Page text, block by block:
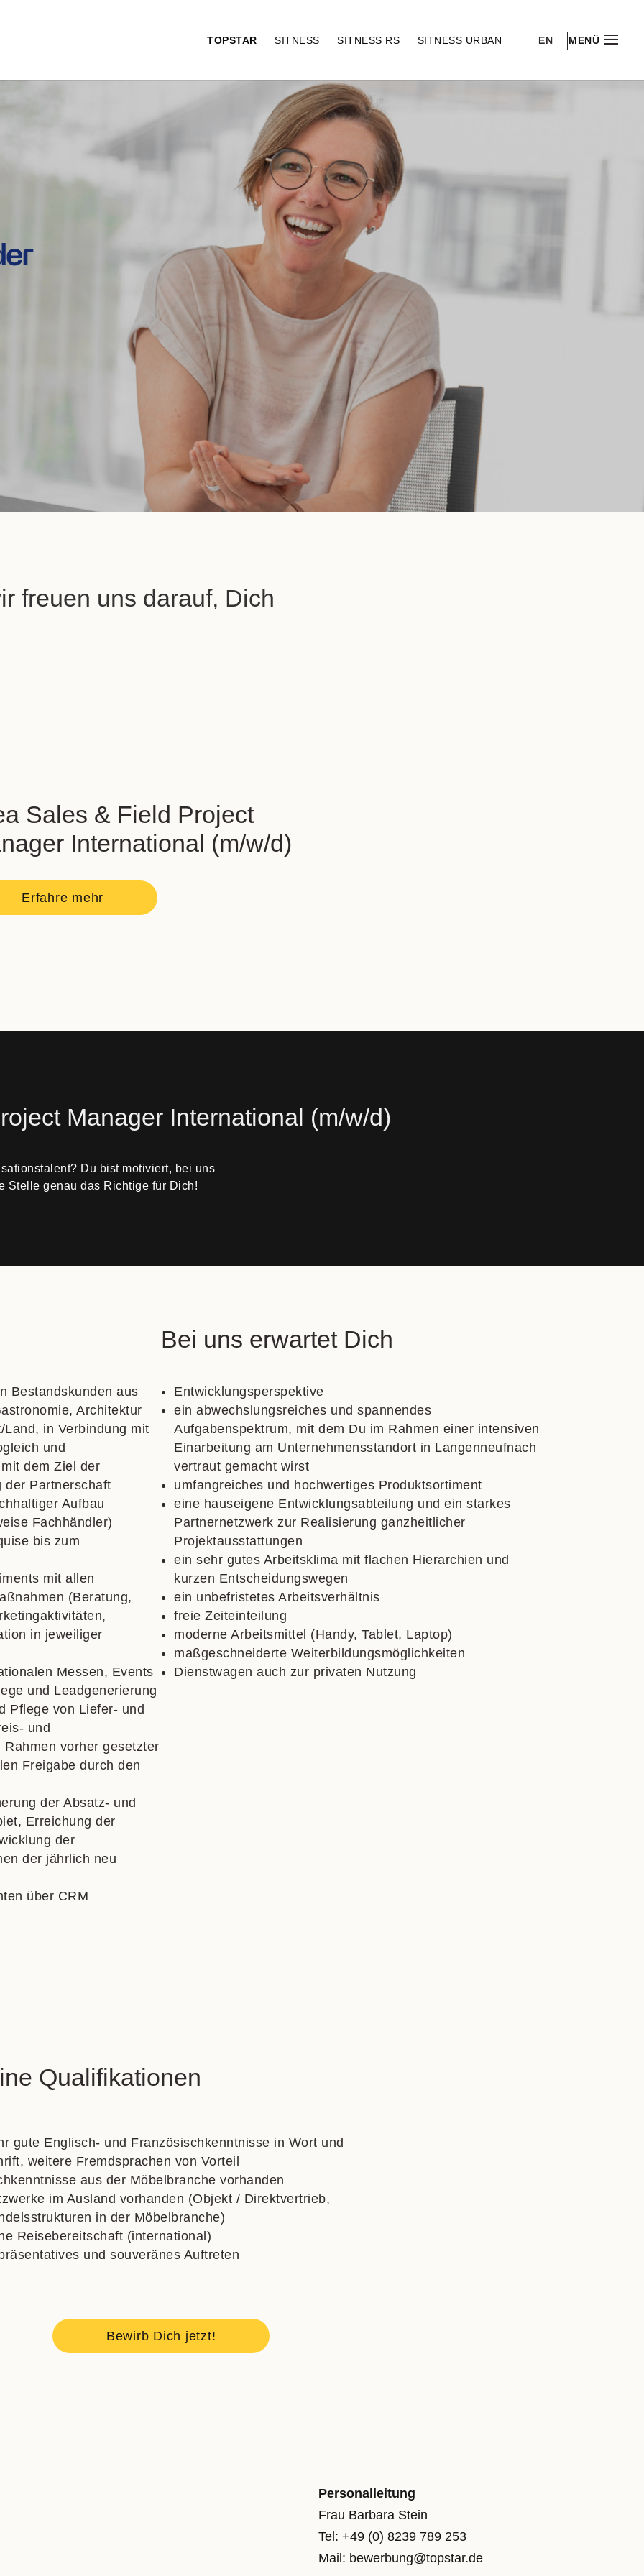
TOPSTAR SITNESS SITNESS RS SITNESS URBAN EN MENÜ
freuen uns darauf, Dich
Sales & Field Project
International (m/w/d)
Erfahre mehr
Manager International (m/w/d)
Du bist motiviert, bei uns
Stelle genau das Richtige für Dich!
Bestandskunden aus
Architektur
in Verbindung mit
und
dem Ziel der
der Partnerschaft
Aufbau
Fachhändler)
bis zum
mit allen
(Beratung,
in jeweiliger
Messen, Events
und Leadgenerierung
Pflege von Liefer- und
und
Rahmen vorhergesetzter
Freigabe durch den
der Absatz- und
Erreichung der
der
der jährlich neu
über CRM
Bei uns erwartet Dich
Entwicklungsperspektive
ein abwechslungsreiches und spannendes
Aufgabenspektrum, mit dem Du im Rahmen einer intensiven
Einarbeitung am Unternehmensstandort in Langenneufnach
vertraut gemacht wirst
umfangreiches und hochwertiges Produktsortiment
eine hauseigene Entwicklungsabteilung und ein starkes
Partnernetzwerk zur Realisierung ganzheitlicher
Projektausstattungen
ein sehr gutes Arbeitsklima mit flachen Hierarchien und
kurzen Entscheidungswegen
ein unbefristetes Arbeitsverhältnis
freie Zeiteinteilung
moderne Arbeitsmittel (Handy, Tablet, Laptop)
maßgeschneiderte Weiterbildungsmöglichkeiten
Dienstwagen auch zur privaten Nutzung
Qualifikationen
gute Englisch- und Französischkenntnisse in Wort und
weitere Fremdsprachen von Vorteil
aus der Möbelbranche vorhanden
im Ausland vorhanden (Objekt / Direktvertrieb,
in der Möbelbranche)
Reisebereitschaft (international)
äsentatives und souveränes Auftreten
Bewirb Dich jetzt!
Personalleitung
Frau Barbara Stein
Tel: +49 (0) 8239 789 253
Mail: bewerbung@topstar.de